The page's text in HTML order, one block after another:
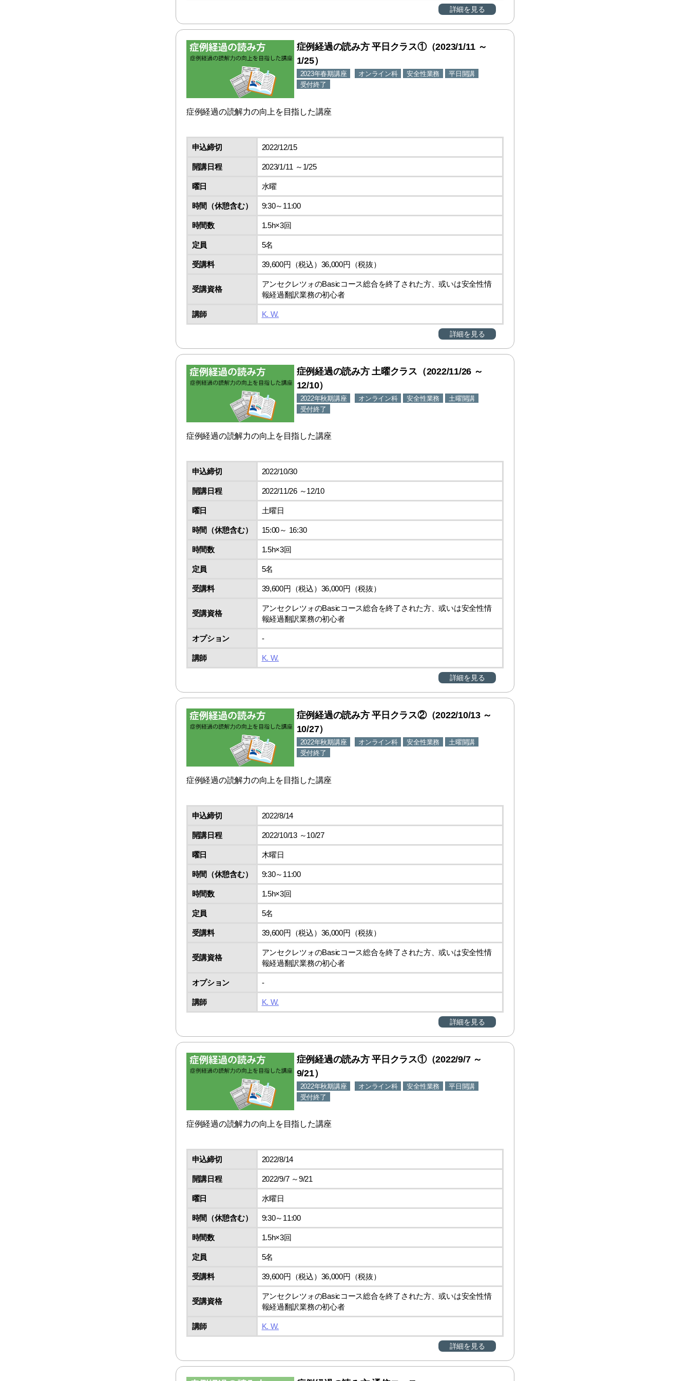
詳細を見る
症例経過の読み方 平日クラス①（2023/1/11 ～
1/25）
2023年春期講座 オンライン科 安全性業務
平日開講
受付終了
症例経過の読解力の向上を目指した講座
申込締切 2022/12/15
開講日程 2023/1/11 ～1/25
曜日 水曜
時間（休憩含む） 9:30～11:00
時間数 1.5h×3回
定員 5名
受講料 39,600円（税込）36,000円（税抜）
受講資格
アンセクレツォのBasicコース総合を終了された方、或いは安全性情
報経過翻訳業務の初心者
講師 K. W.
詳細を見る
症例経過の読み方 土曜クラス（2022/11/26 ～
12/10）
2022年秋期講座 オンライン科 安全性業務
土曜開講
受付終了
症例経過の読解力の向上を目指した講座
申込締切 2022/10/30
開講日程 2022/11/26 ～12/10
曜日 土曜日
時間（休憩含む） 15:00～ 16:30
時間数 1.5h×3回
定員 5名
受講料 39,600円（税込）36,000円（税抜）
受講資格
アンセクレツォのBasicコース総合を終了された方、或いは安全性情
報経過翻訳業務の初心者
オプション ‐
講師 K. W.
詳細を見る
症例経過の読み方 平日クラス②（2022/10/13 ～
10/27）
2022年秋期講座 オンライン科 安全性業務
土曜開講
受付終了
症例経過の読解力の向上を目指した講座
申込締切 2022/8/14
開講日程 2022/10/13 ～10/27
曜日 木曜日
時間（休憩含む） 9:30～11:00
時間数 1.5h×3回
定員 5名
受講料 39,600円（税込）36,000円（税抜）
受講資格
アンセクレツォのBasicコース総合を終了された方、或いは安全性情
報経過翻訳業務の初心者
オプション ‐
講師 K. W.
詳細を見る
症例経過の読み方 平日クラス①（2022/9/7 ～
9/21）
2022年秋期講座 オンライン科 安全性業務
平日開講
受付終了
症例経過の読解力の向上を目指した講座
申込締切 2022/8/14
開講日程 2022/9/7 ～9/21
曜日 水曜日
時間（休憩含む） 9:30～11:00
時間数 1.5h×3回
定員 5名
受講料 39,600円（税込）36,000円（税抜）
受講資格
アンセクレツォのBasicコース総合を終了された方、或いは安全性情
報経過翻訳業務の初心者
講師 K. W.
詳細を見る